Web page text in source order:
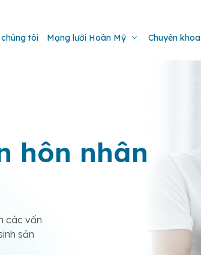
tôi Mạng lưới Hoàn Mỹ Chuyên khoa
hôn nhân
các vấn
sản